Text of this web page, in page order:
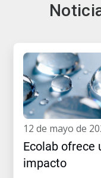
12 de mayo de
Ecolab ofrece
impacto